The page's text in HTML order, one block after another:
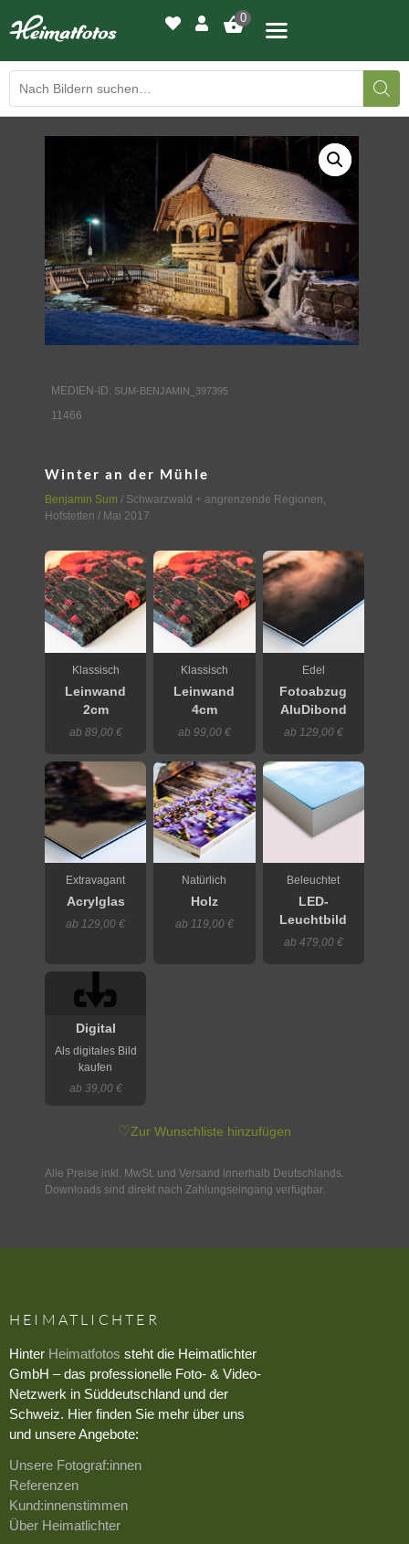
0
BILDERGALERIE
DRUCKQUALITÄTEN
LED-LEUCHTBILDER
WIR DRUCKEN IHR BILD
AUSSTELLUNGEN
KONTAKT
MEDIEN-ID: SUM-BENJAMIN_397395
11466
Winter an der Mühle
Benjamin Sum / Schwarzwald + angrenzende Regionen,
Hofstetten / Mai 2017
Klassisch
Leinwand
2cm
ab 89,00 €
Klassisch
Leinwand
4cm
ab 99,00 €
Edel
Fotoabzug
AluDibond
ab 129,00 €
Extravagant
Acrylglas
ab 129,00 €
Natürlich
Holz
ab 119,00 €
Beleuchtet
LED-
Leuchtbild
ab 479,00 €
Digital
Als digitales Bild
kaufen
ab 39,00 €
♡Zur Wunschliste hinzufügen
Alle Preise inkl. MwSt. und Versand innerhalb Deutschlands.
Downloads sind direkt nach Zahlungseingang verfügbar.
HEIMATLICHTER
Hinter Heimatfotos steht die Heimatlichter
GmbH – das professionelle Foto- & Video-
Netzwerk in Süddeutschland und der
Schweiz. Hier finden Sie mehr über uns
und unsere Angebote:
Unsere Fotograf:innen
Referenzen
Kund:innenstimmen
Über Heimatlichter